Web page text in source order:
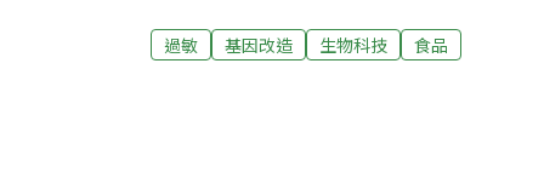
呢？除了美國、加拿大等少數幾個國家之外，
了食品要不要標示含有基因改造成份而爭論不
安全上的問題？由於基因改造的研究，從計
殖，必需經過嚴格的審核與管制。一直到成
過敏 基因改造 生物科技 食品